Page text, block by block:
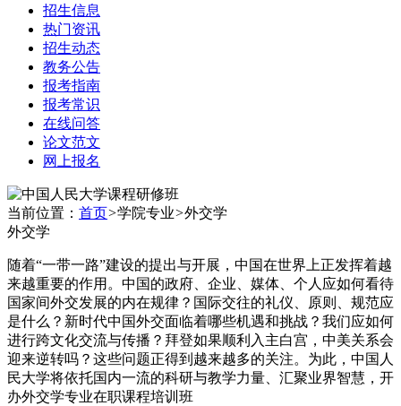
招生信息
热门资讯
招生动态
教务公告
报考指南
报考常识
在线问答
论文范文
网上报名
当前位置： 首页>学院专业>外交学
外交学
随着“一带一路”建设的提出与开展，中国在世界上正发挥着越
来越重要的作用。中国的政府、企业、媒体、个人应如何看待
国家间外交发展的内在规律？国际交往的礼仪、原则、规范应
是什么？新时代中国外交面临着哪些机遇和挑战？我们应如何
进行跨文化交流与传播？拜登如果顺利入主白宫，中美关系会
迎来逆转吗？这些问题正得到越来越多的关注。为此，中国人
民大学将依托国内一流的科研与教学力量、汇聚业界智慧，开
办外交学专业在职课程培训班